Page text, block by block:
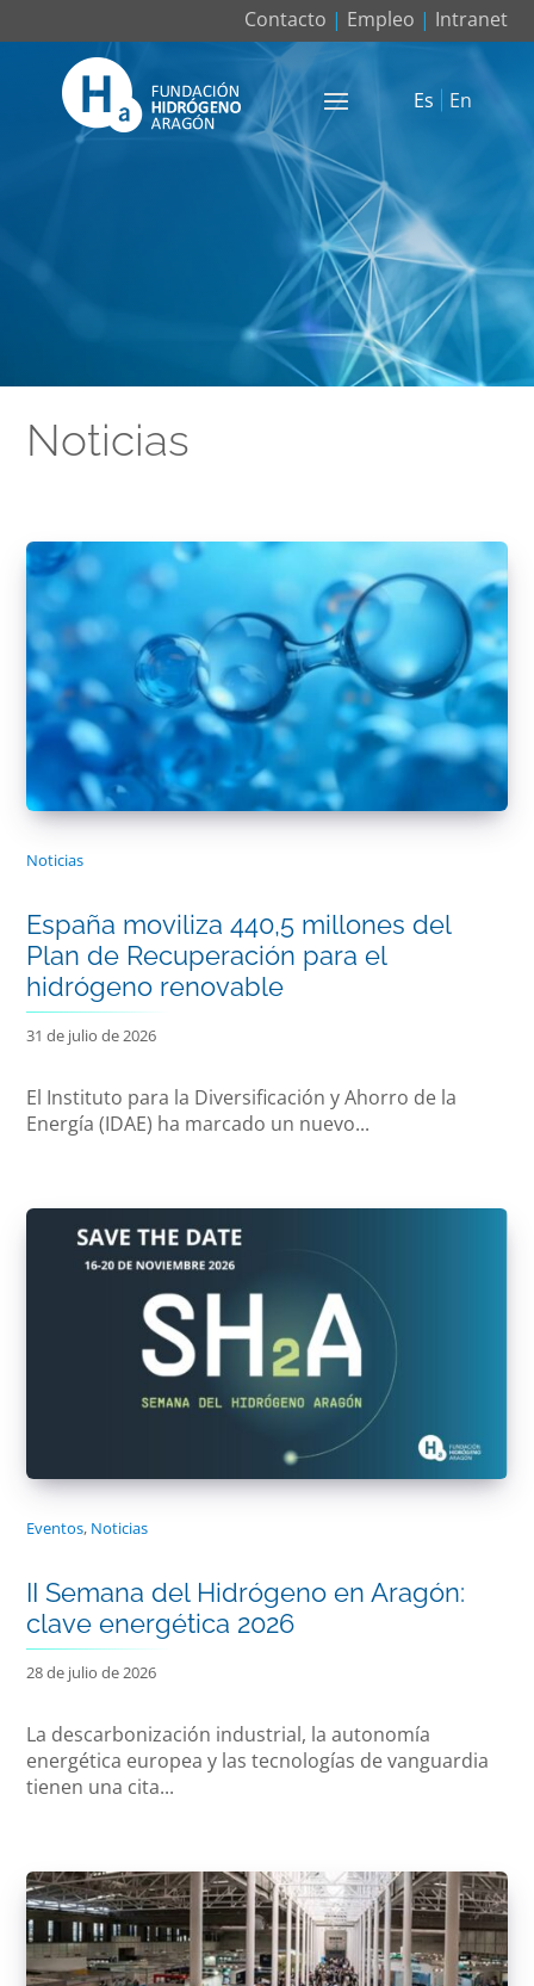
Contacto | Empleo | Intranet
Es En
Noticias
Noticias
España moviliza 440,5 millones del
Plan de Recuperación para el
hidrógeno renovable
31 de julio de 2026
El Instituto para la Diversificación y Ahorro de la
Energía (IDAE) ha marcado un nuevo...
Eventos, Noticias
II Semana del Hidrógeno en Aragón:
clave energética 2026
28 de julio de 2026
La descarbonización industrial, la autonomía
energética europea y las tecnologías de vanguardia
tienen una cita...